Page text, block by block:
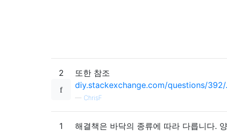
2
또한 참조
diy.stackexchange.com/questions/392/
— ChrisF
1
해결책은 바닥의 종류에 따라 다릅니다. 양